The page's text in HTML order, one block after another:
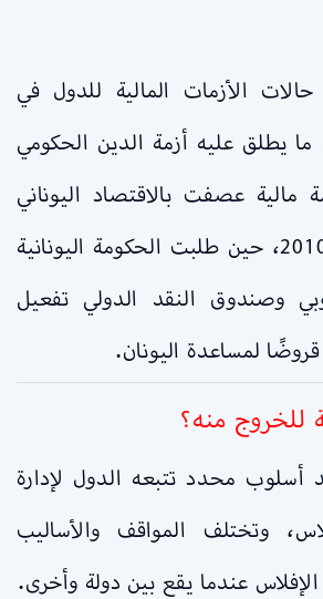
الأزمات المالية للدول في
ما يطلق عليه أزمة الدين الحكومي
مالية عصفت بالاقتصاد اليوناني
في أبريل/ نيسان 2010، حين طلبت الحكومة اليونانية
وصندوق النقد الدولي تفعيل
لمساعدة اليونان.
منه؟
أسلوب محدد تتبعه الدول لإدارة
وتختلف المواقف والأساليب
عندما يقع بين دولة وأخرى.